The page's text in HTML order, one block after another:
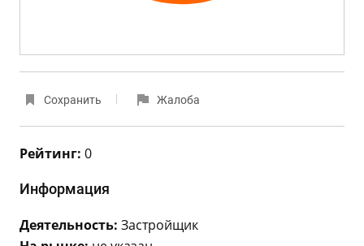
Сохранить Жалоба
Рейтинг: 0
Информация
Деятельность: Застройщик